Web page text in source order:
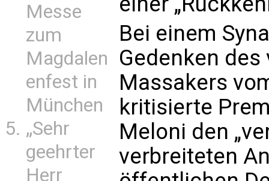
Messe
zum
Magdalen
enfest in
München
„Sehr
geehrter
Herr
Bei einem
Gedenken
Massakers
kritisierte
Meloni den
verbreiteten